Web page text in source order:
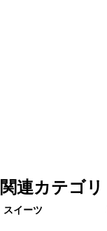
関連カテゴリ
スイーツ